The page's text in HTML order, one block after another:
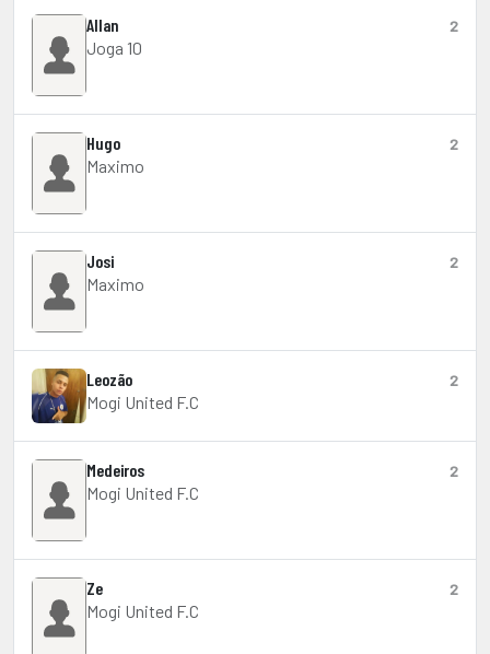
Allan
Joga 10
2
Hugo
Maximo
2
Josi
Maximo
2
Leozão
Mogi United F.C
2
Medeiros
Mogi United F.C
2
Ze
Mogi United F.C
2